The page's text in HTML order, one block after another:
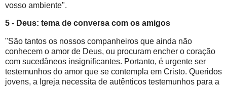
vosso ambiente".
5 - Deus: tema de conversa com os amigos
"São tantos os nossos companheiros que ainda não
conhecem o amor de Deus, ou procuram encher o coração
com sucedâneos insignificantes. Portanto, é urgente ser
testemunhos do amor que se contempla em Cristo. Queridos
jovens, a Igreja necessita de autênticos testemunhos para a